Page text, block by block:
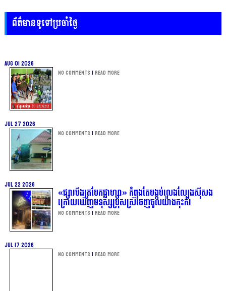
ព័ត៌មានទូទៅប្រចាំថ្ងៃ
Aug 01 2026
No Comments | Read more
Jul 27 2026
No Comments | Read more
Jul 22 2026
«ផ្សារបឹងត្របែកផ្លាហ្សា» កំពុងតែបង្កប់លេងល្បែងស៊ីសង
ក្រោយឃើញមនុស្សប្រុសស្រីចេញចូលយ៉ាងកុះករ
No Comments | Read more
Jul 17 2026
No Comments | Read more